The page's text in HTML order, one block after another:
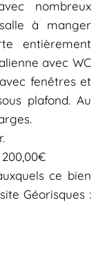
nombreux
à manger
entièrement
avec WC
fenêtres et
plafond. Au
ce bien
Géorisques :